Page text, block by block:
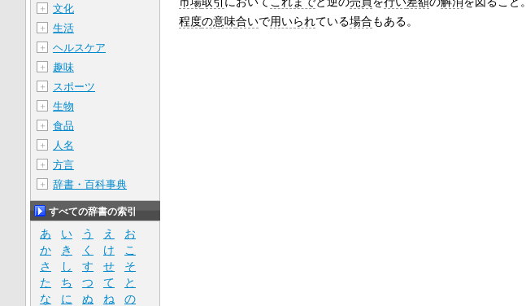
程度の意味合いで用いられている場合もある。
＋ 文化
＋ 生活
＋ ヘルスケア
＋ 趣味
＋ スポーツ
＋ 生物
＋ 食品
＋ 人名
＋ 方言
＋ 辞書・百科事典
すべての辞書の索引
あ い う え
お
か
き く け
こ
さ
し す せ
そ
た
ち つ て
と
な
に ぬ ね
の